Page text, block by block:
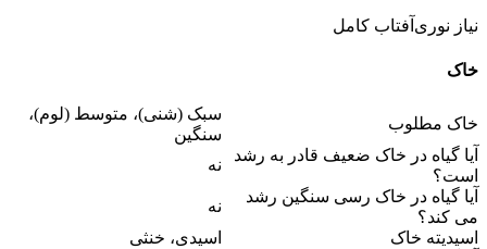
نیاز نوری آفتاب کامل
خاک
خاک مطلوب
سبک (شنی)، متوسط (لوم)،
سنگین
آیا گیاه در خاک ضعیف قادر به رشد
است؟
نه
آیا گیاه در خاک رسی سنگین رشد
می کند؟
نه
اسیدیته خاک
اسیدی، خنثی